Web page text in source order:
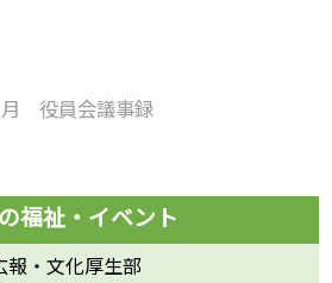
月 役員会議事録
報・文化厚生部